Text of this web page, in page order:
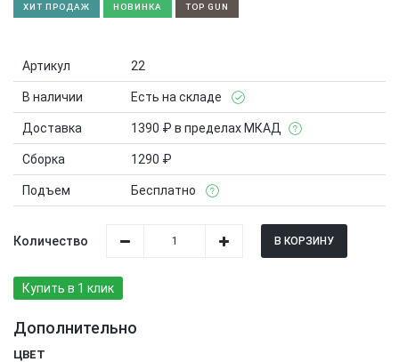
ХИТ ПРОДАЖ НОВИНКА TOP GUN
Артикул 22
В наличии Есть на складе
Доставка 1390 ₽ в пределах МКАД
Сборка 1290 ₽
Подъем Бесплатно
Количество В КОРЗИНУ
Купить в 1 клик
Дополнительно
ЦВЕТ